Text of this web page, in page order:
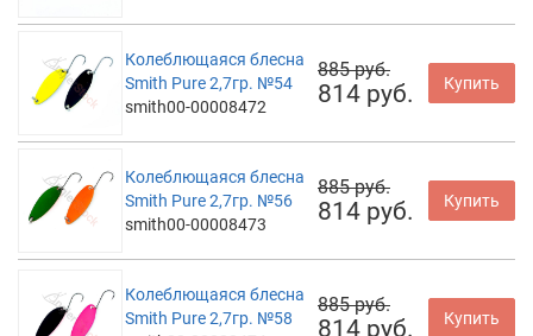
Колеблющаяся блесна
Smith Pure 2,7гр. №54
smith00-00008472
885 руб.
814 руб. Купить
Колеблющаяся блесна
Smith Pure 2,7гр. №56
smith00-00008473
885 руб.
814 руб. Купить
Колеблющаяся блесна
Smith Pure 2,7гр. №58
885 руб.
814 руб. Купить